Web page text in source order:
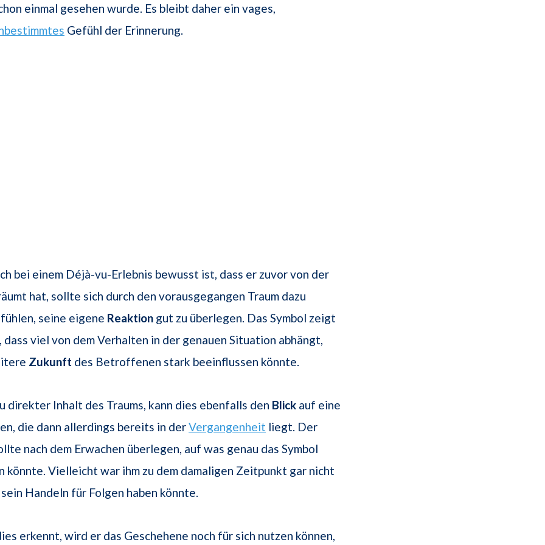
einmal gesehen wurde. Es bleibt daher ein vages,
Gefühl der Erinnerung.
bei einem Déjà-vu-Erlebnis bewusst ist, dass er zuvor von der
hat, sollte sich durch den vorausgegangen Traum dazu
seine eigene Reaktion gut zu überlegen. Das Symbol zeigt
dass viel von dem Verhalten in der genauen Situation abhängt,
Zukunft des Betroffenen stark beeinflussen könnte.
direkter Inhalt des Traums, kann dies ebenfalls den Blick auf eine
die dann allerdings bereits in derVergangenheit liegt. Der
nach dem Erwachen überlegen, auf was genau das Symbol
könnte. Vielleicht war ihm zu dem damaligen Zeitpunkt gar nicht
Handeln für Folgen haben könnte.
erkennt, wird er das Geschehene noch für sich nutzen können,